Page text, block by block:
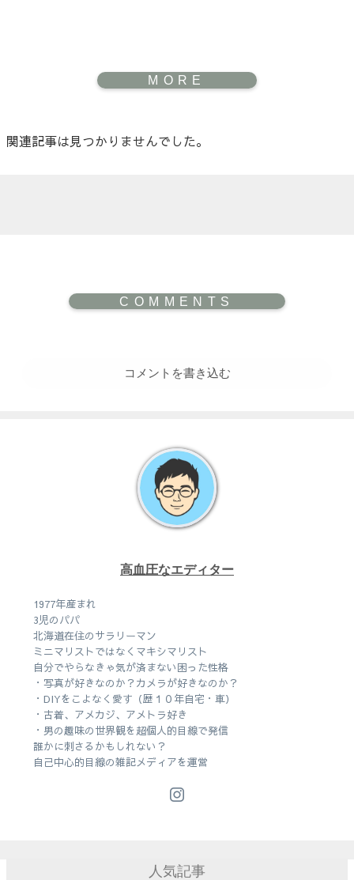
関連記事は見つかりませんでした。
コメントを書き込む
高血圧なエディター
1977年産まれ
3児のパパ
北海道在住のサラリーマン
ミニマリストではなくマキシマリスト
自分でやらなきゃ気が済まない困った性格
・写真が好きなのか？カメラが好きなのか？
・DIYをこよなく愛す（歴１０年自宅・車）
・古着、アメカジ、アメトラ好き
・男の趣味の世界観を超個人的目線で発信
誰かに刺さるかもしれない？
自己中心的目線の雑記メディアを運営
人気記事